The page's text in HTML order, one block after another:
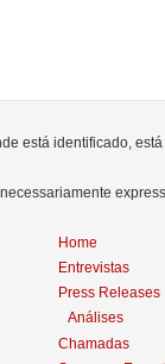
está identificado,
Home
Entrevistas
Press Releases
Análises
Chamadas